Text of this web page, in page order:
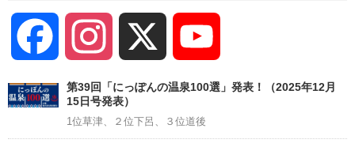
Facebook Instagram
Channel
第39回「にっぽんの温泉100選」発表！（2025年12月
15日号発表）
1位草津、２位下呂、３位道後